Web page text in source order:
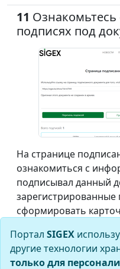
11
подписях под
На странице
ознакомиться с
подписывал данный
сформировать
Портал SIGEX
другие технологии
только для